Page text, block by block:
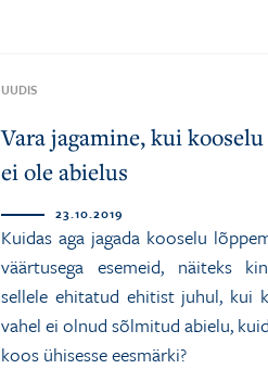
UUDIS
Vara jagamine, kui
ei ole abielus
23.10.2019
Kuidas aga jagada kooselu
väärtusega esemeid, näiteks
sellele ehitatud ehitist juhul, kui
vahel ei olnud sõlmitud abielu,
koos ühisesse eesmärki?